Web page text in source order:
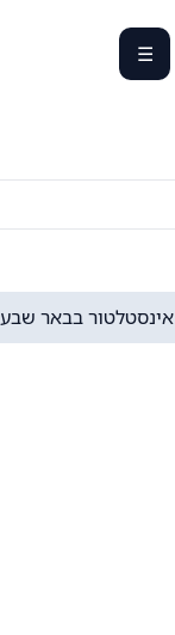
☰
Toggle
אינסטלטור בבאר שבע